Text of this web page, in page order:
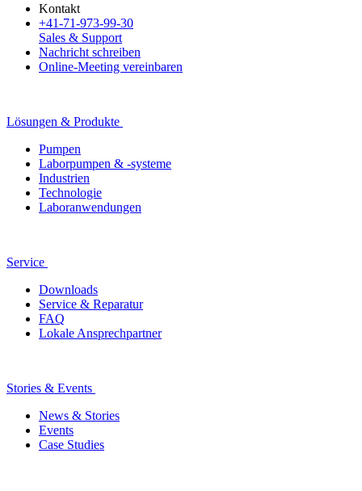
Kontakt
+41-71-973-99-30
Sales & Support
Nachricht schreiben
Online-Meeting vereinbaren
Lösungen & Produkte
Pumpen
Laborpumpen & -systeme
Industrien
Technologie
Laboranwendungen
Service
Downloads
Service & Reparatur
FAQ
Lokale Ansprechpartner
Stories & Events
News & Stories
Events
Case Studies